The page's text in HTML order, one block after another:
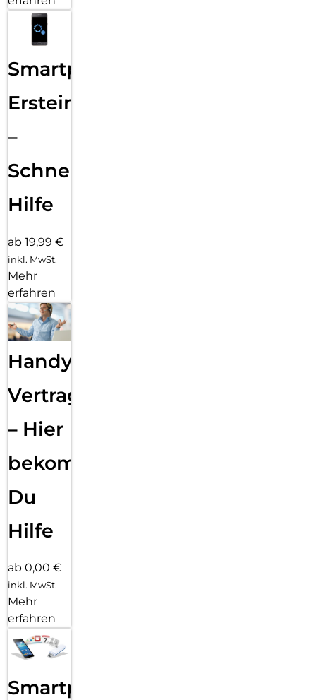
Smartphone
Ersteinrichtung
–
Schnelle
Hilfe
ab 19,99 €
inkl. MwSt.
Mehr
erfahren
Handy
Vertragsabwicklung
– Hier
bekommst
Du
Hilfe
ab 0,00 €
inkl. MwSt.
Mehr
erfahren
Smartphone